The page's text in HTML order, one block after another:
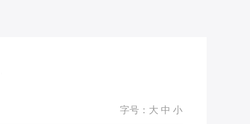
字号： 大 中 小